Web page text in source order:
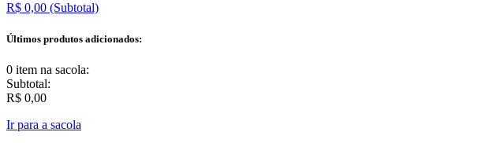
R$ 0,00 (Subtotal)
Últimos produtos adicionados:
0 item na sacola:
Subtotal:
R$ 0,00
Ir para a sacola